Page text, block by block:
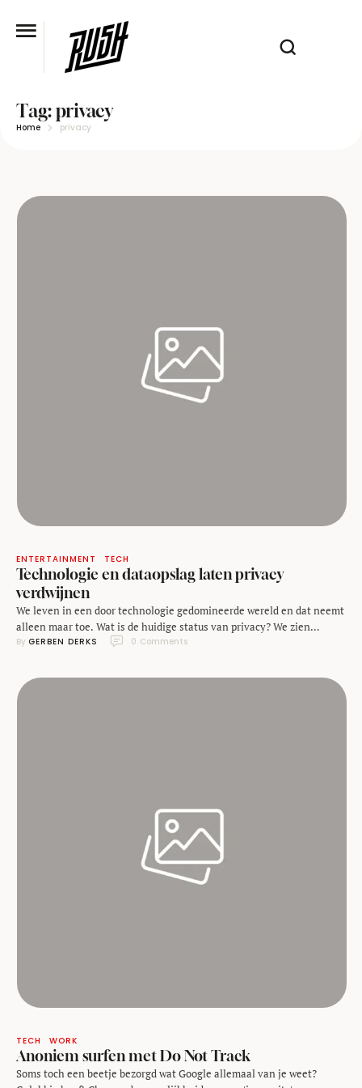
Tag:privacy
Home privacy
ENTERTAINMENT TECH
Technologie en dataopslag laten privacy
verdwijnen
We leven in een door technologie gedomineerde wereld en dat neemt
alleen maar toe. Wat is de huidige status van privacy? We zien
initiatieven ontstaan die zorgen voor een toenemend bewustzijn op
vragen geteld worden over deze privacy, is duidelijk. In mijn ogen
doorstaat privacy …
By GERBEN DERKS 0 Comments
TECH WORK
Anoniem surfen met Do Not Track
Soms toch een beetje bezorgd wat Google allemaal van je weet?